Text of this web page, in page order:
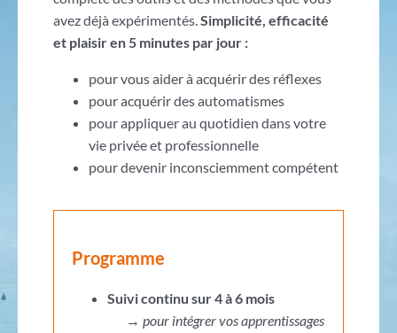
avez déjà expérimentés.Simplicité, efficacité
et plaisir en 5 minutes par jour :
pour vous aider à acquérir des réflexes
pour acquérir des automatismes
pour appliquer au quotidien dans votre
vie privée et professionnelle
pour devenir inconsciemment compétent
Programme
Suivi continu sur 4 à 6 mois
→ pour intégrer vos apprentissages